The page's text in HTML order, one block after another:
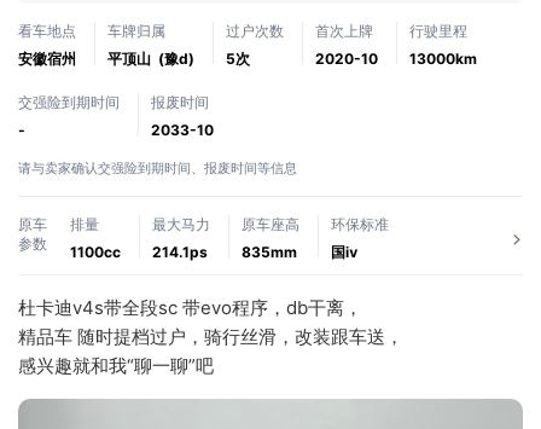
看车地点
安徽宿州
车牌归属
平顶山 (豫d)
过户次数
5次
首次上牌
2020-10
行驶里程
13000km
交强险到期时间
-
报废时间
2033-10
请与卖家确认交强险到期时间、报废时间等信息
原车
参数
排量
1100cc
最大马力
214.1ps
原车座高
835mm
环保标准
国ⅳ
杜卡迪v4s带全段sc 带evo程序，db干离，
精品车 随时提档过户，骑行丝滑，改装跟车送，
感兴趣就和我“聊一聊”吧